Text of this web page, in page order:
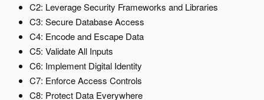
C2: Leverage Security Frameworks and Libraries
C3: Secure Database Access
C4: Encode and Escape Data
C5: Validate All Inputs
C6: Implement Digital Identity
C7: Enforce Access Controls
C8: Protect Data Everywhere